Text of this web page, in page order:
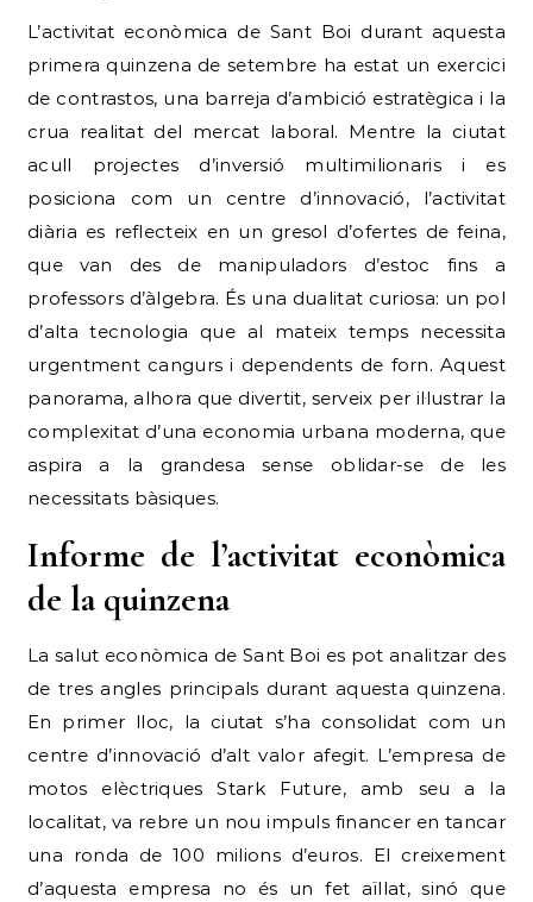
L’activitat econòmica de Sant Boi durant aquesta
primera quinzena de setembre ha estat un exercici
de contrastos, una barreja d’ambició estratègica i la
crua realitat del mercat laboral. Mentre la ciutat
acull projectes d’inversió multimilionaris i es
posiciona com un centre d’innovació, l’activitat
diària es reflecteix en un gresol d’ofertes de feina,
que van des de manipuladors d’estoc fins a
professors d’àlgebra. És una dualitat curiosa: un pol
d’alta tecnologia que al mateix temps necessita
urgentment cangurs i dependents de forn. Aquest
panorama, alhora que divertit, serveix per il·lustrar la
complexitat d’una economia urbana moderna, que
aspira a la grandesa sense oblidar-se de les
necessitats bàsiques.
Informe de l’activitat econòmica
de la quinzena
La salut econòmica de Sant Boi es pot analitzar des
de tres angles principals durant aquesta quinzena.
En primer lloc, la ciutat s’ha consolidat com un
centre d’innovació d’alt valor afegit. L’empresa de
motos elèctriques Stark Future, amb seu a la
localitat, va rebre un nou impuls financer en tancar
una ronda de 100 milions d’euros. El creixement
d’aquesta empresa no és un fet aïllat, sinó que